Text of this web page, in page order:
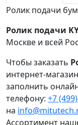
Ролик подачи
Ролик подачи
Москве и всей
Чтобы заказать
интернет-
заполнить
телефону: +7
на
Ассортимент